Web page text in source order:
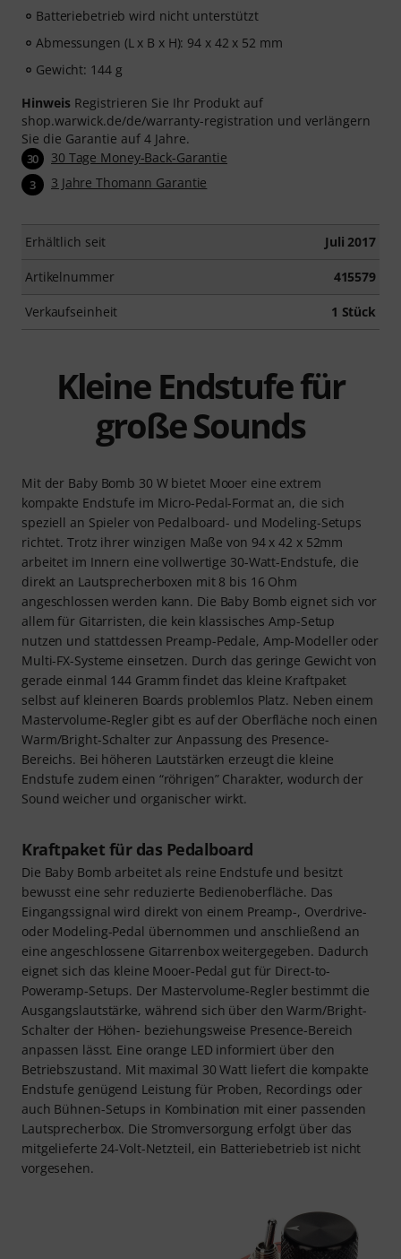
Batteriebetrieb wird nicht unterstützt
Abmessungen (L x B x H): 94 x 42 x 52 mm
Gewicht: 144 g
Hinweis Registrieren Sie Ihr Produkt auf
shop.warwick.de/de/warranty-registration und verlängern
Sie die Garantie auf 4 Jahre.
30 30 Tage Money-Back-Garantie
3 3 Jahre Thomann Garantie
Erhältlich seit Juli 2017
Artikelnummer 415579
Verkaufseinheit 1 Stück
Kleine Endstufe für
große Sounds
Mit der Baby Bomb 30 W bietet Mooer eine extrem
kompakte Endstufe im Micro-Pedal-Format an, die sich
speziell an Spieler von Pedalboard- und Modeling-Setups
richtet. Trotz ihrer winzigen Maße von 94 x 42 x 52mm
arbeitet im Innern eine vollwertige 30-Watt-Endstufe, die
direkt an Lautsprecherboxen mit 8 bis 16 Ohm
angeschlossen werden kann. Die Baby Bomb eignet sich vor
allem für Gitarristen, die kein klassisches Amp-Setup
nutzen und stattdessen Preamp-Pedale, Amp-Modeller oder
Multi-FX-Systeme einsetzen. Durch das geringe Gewicht von
gerade einmal 144 Gramm findet das kleine Kraftpaket
selbst auf kleineren Boards problemlos Platz. Neben einem
Mastervolume-Regler gibt es auf der Oberfläche noch einen
Warm/Bright-Schalter zur Anpassung des Presence-
Bereichs. Bei höheren Lautstärken erzeugt die kleine
Endstufe zudem einen “röhrigen” Charakter, wodurch der
Sound weicher und organischer wirkt.
Kraftpaket für das Pedalboard
Die Baby Bomb arbeitet als reine Endstufe und besitzt
bewusst eine sehr reduzierte Bedienoberfläche. Das
Eingangssignal wird direkt von einem Preamp-, Overdrive-
oder Modeling-Pedal übernommen und anschließend an
eine angeschlossene Gitarrenbox weitergegeben. Dadurch
eignet sich das kleine Mooer-Pedal gut für Direct-to-
Poweramp-Setups. Der Mastervolume-Regler bestimmt die
Ausgangslautstärke, während sich über den Warm/Bright-
Schalter der Höhen- beziehungsweise Presence-Bereich
anpassen lässt. Eine orange LED informiert über den
Betriebszustand. Mit maximal 30 Watt liefert die kompakte
Endstufe genügend Leistung für Proben, Recordings oder
auch Bühnen-Setups in Kombination mit einer passenden
Lautsprecherbox. Die Stromversorgung erfolgt über das
mitgelieferte 24-Volt-Netzteil, ein Batteriebetrieb ist nicht
vorgesehen.